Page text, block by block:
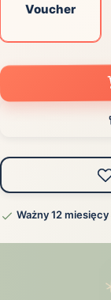
Voucher
Ważny 12 miesięcy